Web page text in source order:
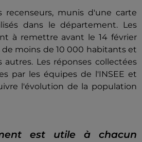
recenseurs, munis d'une carte
dans le département. Les
à remettre avant le 14 février
moins de 10 000 habitants et
autres. Les réponses collectées
par les équipes de l'INSEE et
l'évolution de la population
est utile à chacun